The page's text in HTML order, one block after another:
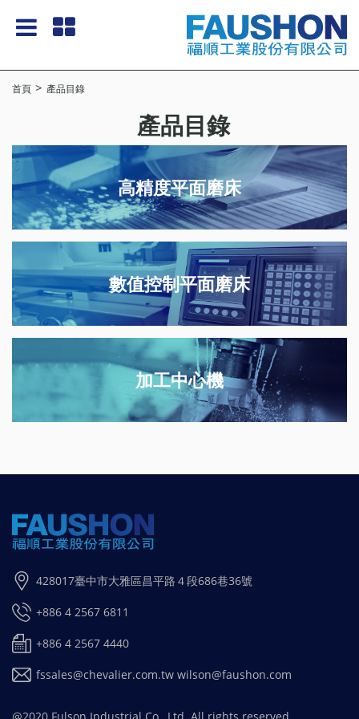
首頁 產品目錄
產品目錄
高精度平面磨床
數值控制平面磨床
加工中心機
428017臺中市大雅區昌平路４段686巷36號
+886 4 2567 6811
+886 4 2567 4440
fssales@chevalier.com.tw wilson@faushon.com